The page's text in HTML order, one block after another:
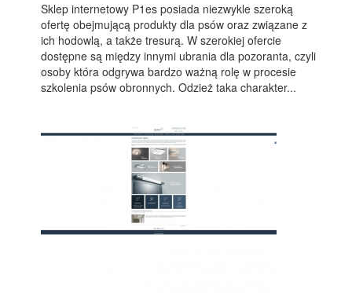
Sklep internetowy P1es posiada niezwykle szeroką
ofertę obejmującą produkty dla psów oraz związane z
ich hodowlą, a także tresurą. W szerokiej ofercie
dostępne są między innymi ubrania dla pozoranta, czyli
osoby która odgrywa bardzo ważną rolę w procesie
szkolenia psów obronnych. Odzież taka charakter...